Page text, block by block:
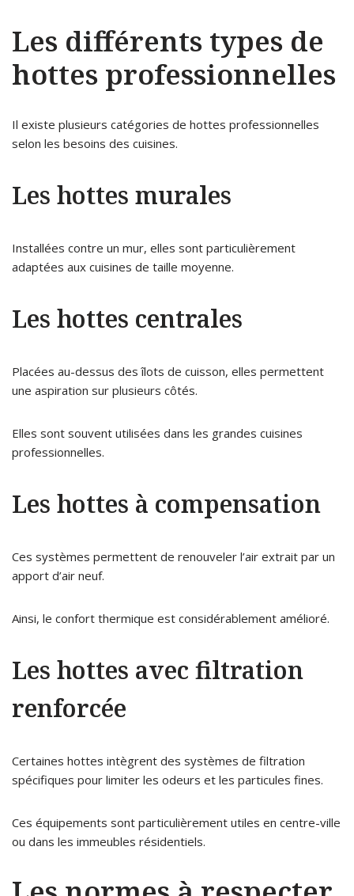
Les différents types de
hottes professionnelles
Il existe plusieurs catégories de hottes professionnelles
selon les besoins des cuisines.
Les hottes murales
Installées contre un mur, elles sont particulièrement
adaptées aux cuisines de taille moyenne.
Les hottes centrales
Placées au-dessus des îlots de cuisson, elles permettent
une aspiration sur plusieurs côtés.
Elles sont souvent utilisées dans les grandes cuisines
professionnelles.
Les hottes à compensation
Ces systèmes permettent de renouveler l’air extrait par un
apport d’air neuf.
Ainsi, le confort thermique est considérablement amélioré.
Les hottes avec filtration
renforcée
Certaines hottes intègrent des systèmes de filtration
spécifiques pour limiter les odeurs et les particules fines.
Ces équipements sont particulièrement utiles en centre-ville
ou dans les immeubles résidentiels.